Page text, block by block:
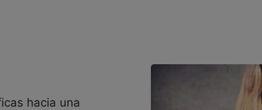
hacia una